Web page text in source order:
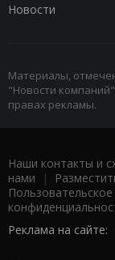
Новости
Материалы,
"Новости
правах рекламы.
Наши контакты и
нами |
Реклама на сайте: